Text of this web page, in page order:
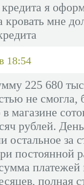
кредита я
кровать мне
18:54
225 680
не смогла,
магазине
рублей.
остальное за
постоянной
платежей
полная